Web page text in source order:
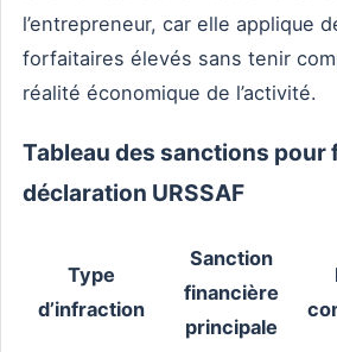
l’entrepreneur, car elle applique
forfaitaires élevés sans tenir
réalité économique de l’activité.
Tableau des sanctions pour
déclaration URSSAF
Type
d’infraction
Sanction
financière
principale